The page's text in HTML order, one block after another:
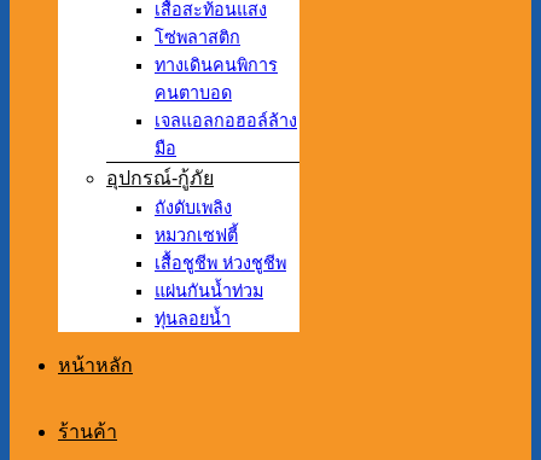
เสื้อสะท้อนแสง
โซ่พลาสติก
ทางเดินคนพิการ
คนตาบอด
เจลแอลกอฮอล์ล้าง
มือ
อุปกรณ์-กู้ภัย
ถังดับเพลิง
หมวกเซฟตี้
เสื้อชูชีพ ห่วงชูชีพ
แผ่นกันน้ำท่วม
ทุ่นลอยน้ำ
หน้าหลัก
ร้านค้า